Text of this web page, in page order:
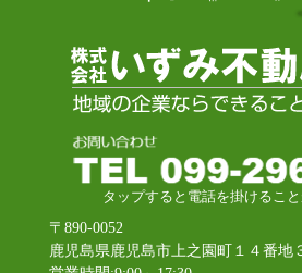
タップすると電話を掛けること
〒890-0052
鹿児島県鹿児島市上之園町１４番地